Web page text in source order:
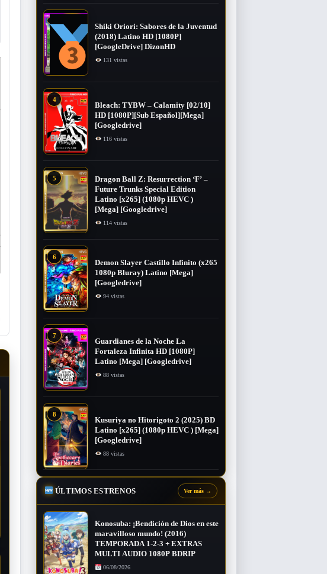
Shiki Oriori: Sabores de la Juventud
(2018) Latino HD [1080P]
[GoogleDrive] DizonHD
131 vistas
4
Bleach: TYBW – Calamity [02/10]
HD [1080P][Sub Español][Mega]
[Googledrive]
116 vistas
5
Dragon Ball Z: Resurrection ‘F’ –
Future Trunks Special Edition
Latino [x265] (1080p HEVC )
[Mega] [Googledrive]
114 vistas
6
Demon Slayer Castillo Infinito (x265
1080p Bluray) Latino [Mega]
[Googledrive]
94 vistas
7
Guardianes de la Noche La
Fortaleza Infinita HD [1080P]
Latino [Mega] [Googledrive]
88 vistas
8
Kusuriya no Hitorigoto 2 (2025) BD
Latino [x265] (1080p HEVC ) [Mega]
[Googledrive]
88 vistas
ÚLTIMOS ESTRENOS Ver más →
Konosuba: ¡Bendición de Dios en este
maravilloso mundo! (2016)
TEMPORADA 1-2-3 + EXTRAS
MULTI AUDIO 1080P BDRIP
06/08/2026